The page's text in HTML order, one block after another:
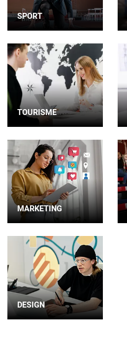
SPORT
TOURISME
MARKETING
DESIGN